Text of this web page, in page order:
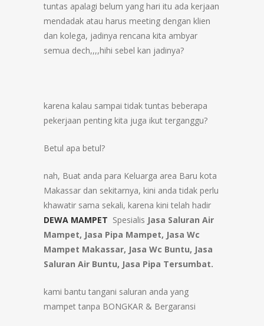
tuntas apalagi belum yang hari itu ada kerjaan
mendadak atau harus meeting dengan klien
dan kolega, jadinya rencana kita ambyar
semua dech,,,,hihi sebel kan jadinya?
karena kalau sampai tidak tuntas beberapa
pekerjaan penting kita juga ikut terganggu?
Betul apa betul?
nah, Buat anda para Keluarga area Baru kota
Makassar dan sekitarnya, kini anda tidak perlu
khawatir sama sekali, karena kini telah hadir
DEWA MAMPET Spesialis Jasa Saluran Air
Mampet, Jasa Pipa Mampet, Jasa Wc
Mampet Makassar, Jasa Wc Buntu, Jasa
Saluran Air Buntu, Jasa Pipa Tersumbat.
kami bantu tangani saluran anda yang
mampet tanpa BONGKAR & Bergaransi